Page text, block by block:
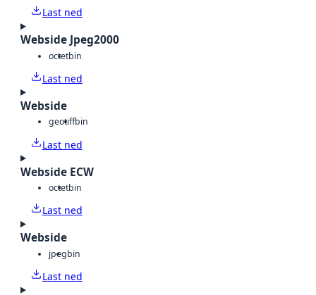
Last ned
Webside Jpeg2000
octetbin
Last ned
Webside
geotiffbin
Last ned
Webside ECW
octetbin
Last ned
Webside
jpegbin
Last ned